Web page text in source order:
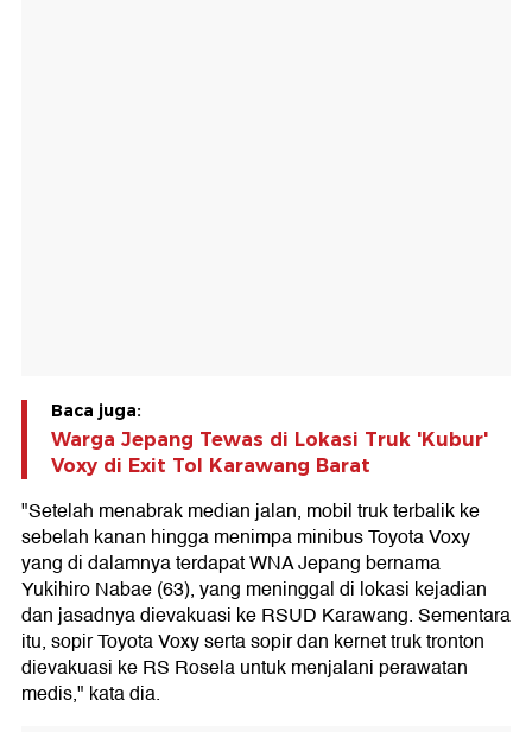
Baca juga:
Warga Jepang Tewas di Lokasi Truk 'Kubur'
Voxy di Exit Tol Karawang Barat
"Setelah menabrak median jalan, mobil truk terbalik ke
sebelah kanan hingga menimpa minibus Toyota Voxy
yang di dalamnya terdapat WNA Jepang bernama
Yukihiro Nabae (63), yang meninggal di lokasi kejadian
dan jasadnya dievakuasi ke RSUD Karawang. Sementara
itu, sopir Toyota Voxy serta sopir dan kernet truk tronton
dievakuasi ke RS Rosela untuk menjalani perawatan
medis," kata dia.